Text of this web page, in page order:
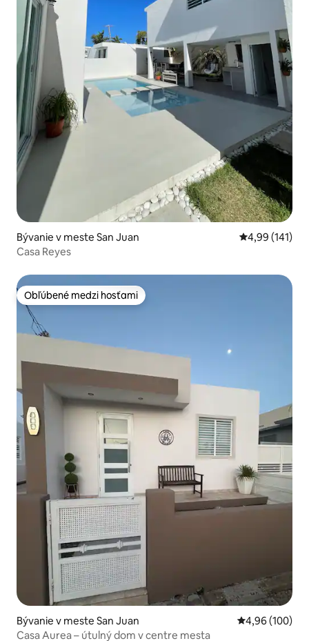
Bývanie v meste San Juan Priemerné
4,99 (141)
Casa Reyes
Obľúbené medzi hosťami
Obľúbené medzi hosťami
Bývanie v meste San Juan Priemerné
4,96 (100)
Casa Aurea – útulný dom v centre mesta